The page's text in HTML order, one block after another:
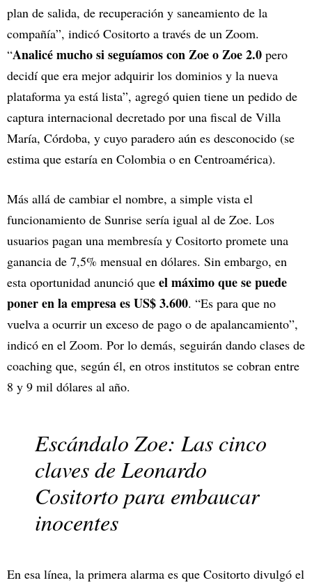
plan de salida, de recuperación y saneamiento de la
compañía”, indicó Cositorto a través de un Zoom.
“Analicé mucho si seguíamos con Zoe o Zoe 2.0 pero
decidí que era mejor adquirir los dominios y la nueva
plataforma ya está lista”, agregó quien tiene un pedido de
captura internacional decretado por una fiscal de Villa
María, Córdoba, y cuyo paradero aún es desconocido (se
estima que estaría en Colombia o en Centroamérica).
Más allá de cambiar el nombre, a simple vista el
funcionamiento de Sunrise sería igual al de Zoe. Los
usuarios pagan una membresía y Cositorto promete una
ganancia de 7,5% mensual en dólares. Sin embargo, en
esta oportunidad anunció que el máximo que se puede
poner en la empresa es US$ 3.600. “Es para que no
vuelva a ocurrir un exceso de pago o de apalancamiento”,
indicó en el Zoom. Por lo demás, seguirán dando clases de
coaching que, según él, en otros institutos se cobran entre
8 y 9 mil dólares al año.
Escándalo Zoe: Las cinco
claves de Leonardo
Cositorto para embaucar
inocentes
En esa línea, la primera alarma es que Cositorto divulgó el